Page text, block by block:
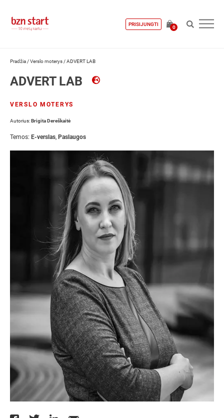
PRISIJUNGTI
0
Pradžia /Verslo moterys /ADVERT LAB
ADVERT LAB
VERSLO MOTERYS
Autorius:Brigita Dereškaitė
Temos: E-verslas, Paslaugos